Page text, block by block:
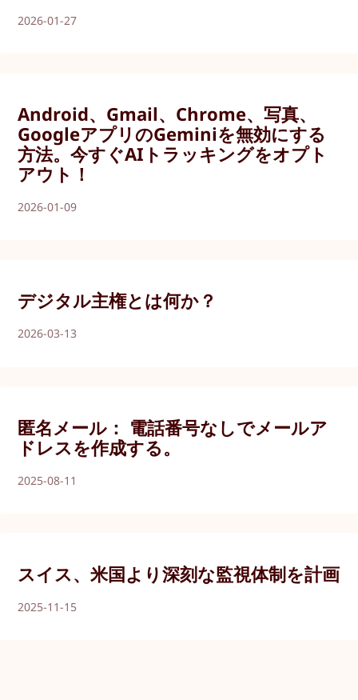
2026-01-27
Android、Gmail、Chrome、写真、
GoogleアプリのGeminiを無効にする
方法。今すぐAIトラッキングをオプト
アウト！
2026-01-09
デジタル主権とは何か？
2026-03-13
匿名メール： 電話番号なしでメールア
ドレスを作成する。
2025-08-11
スイス、米国より深刻な監視体制を計画
2025-11-15